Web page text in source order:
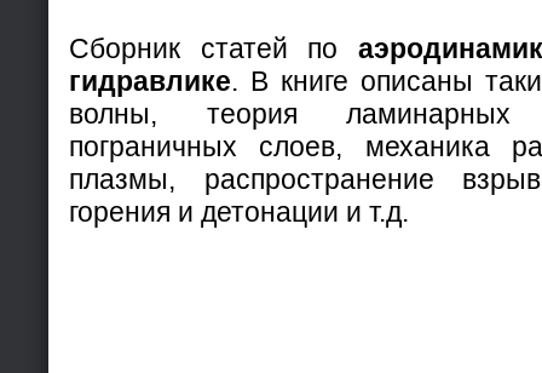
Сборник статей по
гидравлике. В книге описаны
волны, теория ламинарных
пограничных слоев, механика
плазмы, распространение
горения и детонации и т.д.